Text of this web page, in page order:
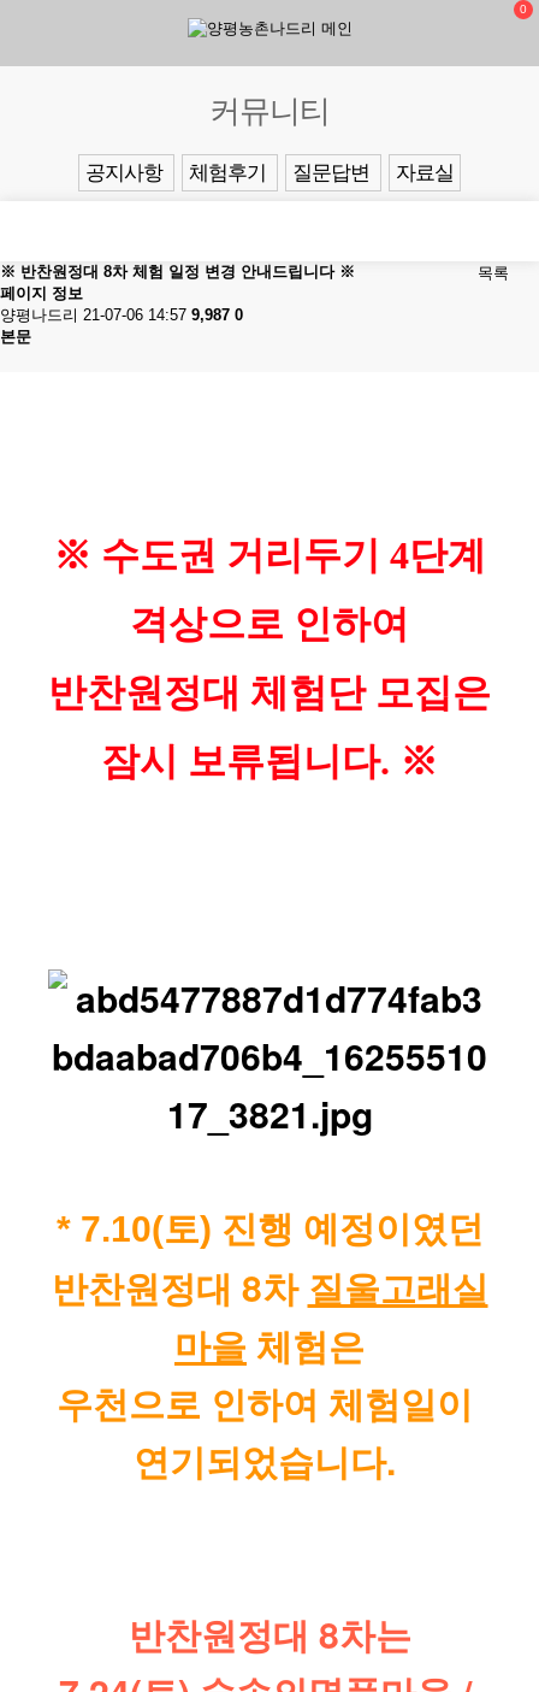
0
커뮤니티
공지사항 체험후기 질문답변 자료실
목록
※ 반찬원정대 8차 체험 일정 변경 안내드립니다 ※
페이지 정보
양평나드리 21-07-06 14:57 9,987 0
본문
※ 수도권 거리두기 4단계
격상으로 인하여
반찬원정대 체험단 모집은
잠시 보류됩니다. ※
* 7.10(토) 진행 예정이였던
반찬원정대 8차 질울고래실
마을 체험은
우천으로 인하여 체험일이
연기되었습니다.
반찬원정대 8차는